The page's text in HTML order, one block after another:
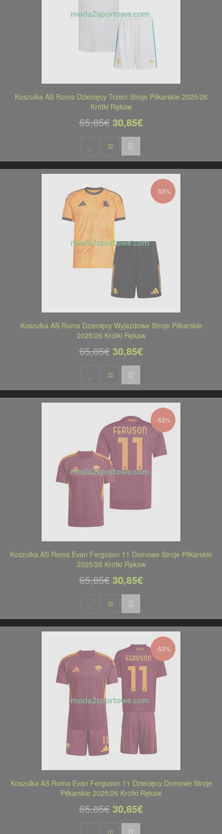
Koszulka AS Roma Dziecięcy Trzeci Stroje Piłkarskie 2025/26
Krótki Rękaw
65,85€ 30,85€
-53%
Koszulka AS Roma Dziecięcy Wyjazdowe Stroje Piłkarskie
2025/26 Krótki Rękaw
65,85€ 30,85€
-53%
Koszulka AS Roma Evan Ferguson 11 Domowe Stroje Piłkarskie
2025/26 Krótki Rękaw
65,85€ 30,85€
-53%
Koszulka AS Roma Evan Ferguson 11 Dziecięcy Domowe Stroje
Piłkarskie 2025/26 Krótki Rękaw
65,85€ 30,85€